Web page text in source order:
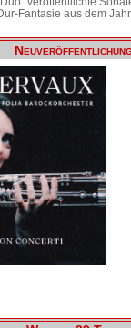
Fantasie aus dem Jahr